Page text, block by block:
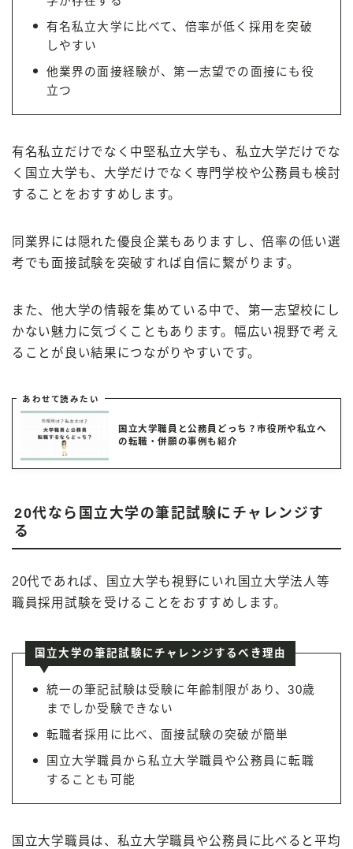
有名私立大学に比べて、倍率が低く採用を突破
しやすい
他業界の面接経験が、第一志望での面接にも役
立つ
有名私立だけでなく中堅私立大学も、私立大学だけでな
く国立大学も、大学だけでなく専門学校や公務員も検討
することをおすすめします。
同業界には隠れた優良企業もありますし、倍率の低い選
考でも面接試験を突破すれば自信に繋がります。
また、他大学の情報を集めている中で、第一志望校にし
かない魅力に気づくこともあります。幅広い視野で考え
ることが良い結果につながりやすいです。
あわせて読みたい
国立大学職員と公務員どっち？市役所や私立へ
の転職・併願の事例も紹介
20代なら国立大学の筆記試験にチャレンジす
る
20代であれば、国立大学も視野にいれ国立大学法人等
職員採用試験を受けることをおすすめします。
国立大学の筆記試験にチャレンジするべき理由
統一の筆記試験は受験に年齢制限があり、30歳
までしか受験できない
転職者採用に比べ、面接試験の突破が簡単
国立大学職員から私立大学職員や公務員に転職
することも可能
国立大学職員は、私立大学職員や公務員に比べると平均